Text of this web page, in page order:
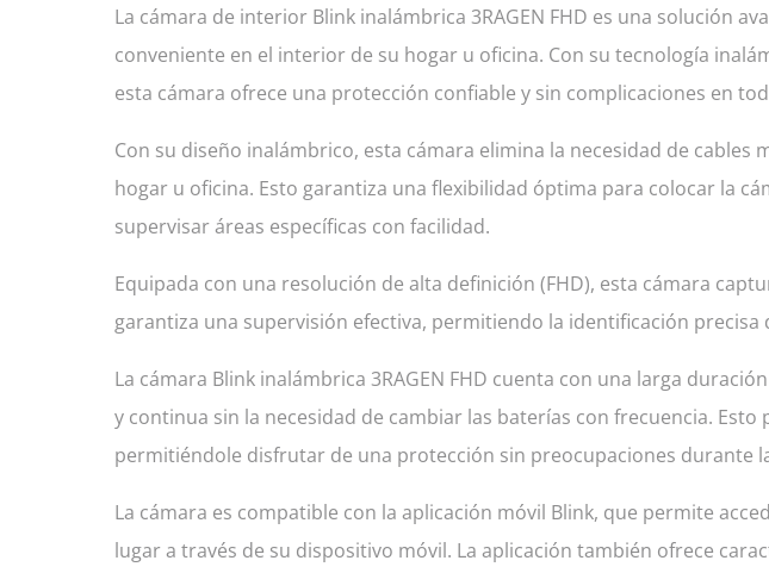
La cámara de interior Blink inalámbrica 3RAGEN FHD es una solución
conveniente en el interior de su hogar u oficina. Con su tecnología
esta cámara ofrece una protección confiable y sin complicaciones en
Con su diseño inalámbrico, esta cámara elimina la necesidad de
hogar u oficina. Esto garantiza una flexibilidad óptima para colocar la
supervisar áreas específicas con facilidad.
Equipada con una resolución de alta definición (FHD), esta cámara
garantiza una supervisión efectiva, permitiendo la identificación
La cámara Blink inalámbrica 3RAGEN FHD cuenta con una larga
y continua sin la necesidad de cambiar las baterías con frecuencia.
permitiéndole disfrutar de una protección sin preocupaciones durante
La cámara es compatible con la aplicación móvil Blink, que permite
lugar a través de su dispositivo móvil. La aplicación también ofrece